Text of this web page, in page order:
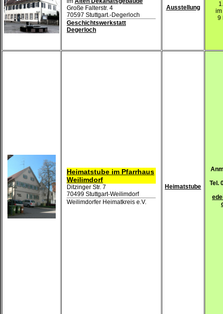
Große Falterstr. 4
70597 Stuttgart.-Degerloch
Geschichtswerkstatt
Degerloch
Ausstellung
im
9
Heimatstube im Pfarrhaus
Weilimdorf
Ditzinger Str. 7
70499 Stuttgart-Weilimdorf
Weilimdorfer Heimatkreis e.V.
Heimatstube
Tel.